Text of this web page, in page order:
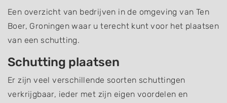
Een overzicht van bedrijven in de omgeving van Ten
Boer, Groningen waar u terecht kunt voor het plaatsen
van een schutting.
Schutting plaatsen
Er zijn veel verschillende soorten schuttingen
verkrijgbaar, ieder met zijn eigen voordelen en